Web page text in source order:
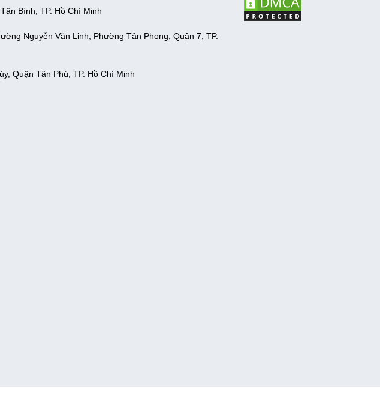
Bình, TP. Hồ Chí Minh
Nguyễn Văn Linh, Phường Tân Phong, Quận 7, TP.
Quận Tân Phú, TP. Hồ Chí Minh